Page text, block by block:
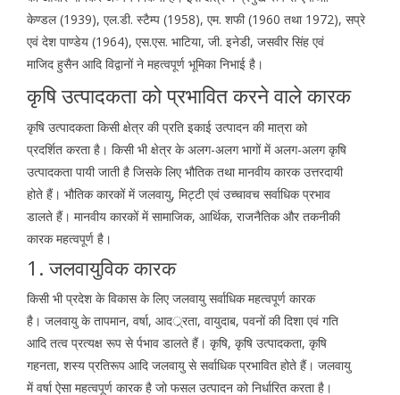
केण्डल (1939), एल.डी. स्टैम्प (1958), एम. शफी (1960 तथा 1972), सप्रे
एवं देश पाण्डेय (1964), एस.एस. भाटिया, जी. इनेडी, जसवीर सिंह एवं
माजिद हुसैन आदि विद्वानों ने महत्वपूर्ण भूमिका निभाई है।
कृषि उत्पादकता को प्रभावित करने वाले कारक
कृषि उत्पादकता किसी क्षेत्र की प्रति इकाई उत्पादन की मात्रा को
प्रदर्शित करता है। किसी भी क्षेत्र के अलग-अलग भागों में अलग-अलग कृषि
उत्पादकता पायी जाती है जिसके लिए भौतिक तथा मानवीय कारक उत्तरदायी
होते हैं। भौतिक कारकों में जलवायु, मिट्टी एवं उच्चावच सर्वाधिक प्रभाव
डालते हैं। मानवीय कारकों में सामाजिक, आर्थिक, राजनैतिक और तकनीकी
कारक महत्वपूर्ण है।
1. जलवायुविक कारक
किसी भी प्रदेश के विकास के लिए जलवायु सर्वाधिक महत्वपूर्ण कारक
है। जलवायु के तापमान, वर्षा, आदर््रता, वायुदाब, पवनों की दिशा एवं गति
आदि तत्व प्रत्यक्ष रूप से र्पभाव डालते हैं। कृषि, कृषि उत्पादकता, कृषि
गहनता, शस्य प्रतिरूप आदि जलवायु से सर्वाधिक प्रभावित होते हैं। जलवायु
में वर्षा ऐसा महत्वपूर्ण कारक है जो फसल उत्पादन को निर्धारित करता है।